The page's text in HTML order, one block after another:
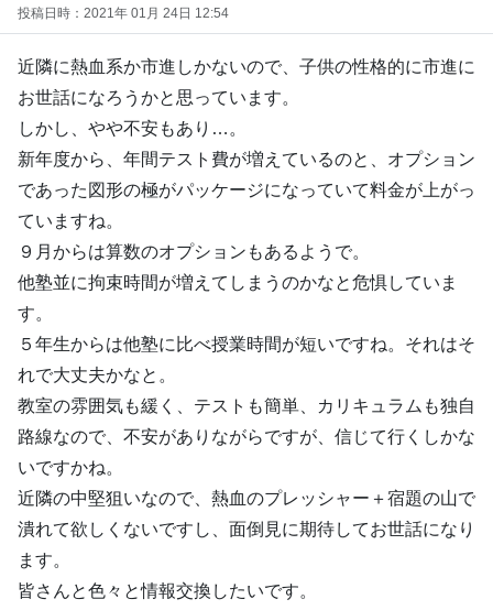
投稿日時：2021年 01月 24日 12:54
近隣に熱血系か市進しかないので、子供の性格的に市進に
お世話になろうかと思っています。
しかし、やや不安もあり…。
新年度から、年間テスト費が増えているのと、オプション
であった図形の極がパッケージになっていて料金が上がっ
ていますね。
９月からは算数のオプションもあるようで。
他塾並に拘束時間が増えてしまうのかなと危惧していま
す。
５年生からは他塾に比べ授業時間が短いですね。それはそ
れで大丈夫かなと。
教室の雰囲気も緩く、テストも簡単、カリキュラムも独自
路線なので、不安がありながらですが、信じて行くしかな
いですかね。
近隣の中堅狙いなので、熱血のプレッシャー＋宿題の山で
潰れて欲しくないですし、面倒見に期待してお世話になり
ます。
皆さんと色々と情報交換したいです。